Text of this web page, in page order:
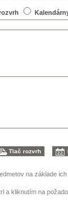
na základe
kliknutím na